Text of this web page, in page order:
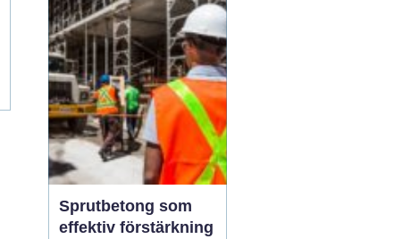
glittrande sjöar och en
levande kulturhistoria
mitt i Sverige, på rimligt
avstånd från storst...
Sprutbetong som
effektiv förstärkning